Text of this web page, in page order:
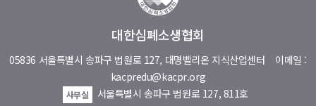
대한심폐소생협회
05836 서울특별시 송파구 법원로 127, 대명벨리온 지식산업센터 이메일 :
kacpredu@kacpr.org
사무실 서울특별시 송파구 법원로 127, 811호